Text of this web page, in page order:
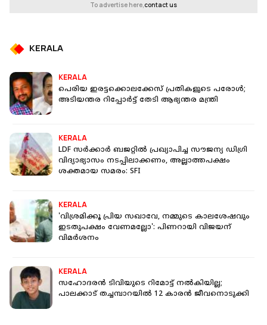
To advertise here,contact us
KERALA
KERALA
പെരിയ ഇരട്ടക്കൊലക്കേസ് പ്രതികളുടെ പരോള്‍;
അടിയന്തര റിപ്പോര്‍ട്ട് തേടി ആഭ്യന്തര മന്ത്രി
KERALA
LDF സർക്കാർ ബജറ്റിൽ പ്രഖ്യാപിച്ച സൗജന്യ ഡിഗ്രി
വിദ്യാഭ്യാസം നടപ്പിലാക്കണം, അല്ലാത്തപക്ഷം
ശക്തമായ സമരം: SFI
KERALA
'വിശ്രമിക്കൂ പ്രിയ സഖാവേ, നമ്മുടെ കാലശേഷവും
ഇടതുപക്ഷം വേണമല്ലോ': പിണറായി വിജയന്
വിമർശനം
KERALA
സഹോദരന്‍ ടിവിയുടെ റിമോട്ട് നല്‍കിയില്ല;
പാലക്കാട് തച്ചമ്പാറയില്‍ 12 കാരന്‍ ജീവനൊടുക്കി